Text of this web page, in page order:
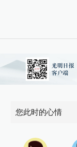
您此时的心情